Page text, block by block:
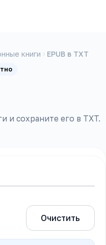
книги EPUB в TXT
и сохраните его в TXT.
Очистить